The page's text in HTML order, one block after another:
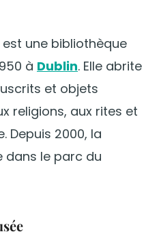
une bibliothèque
à Dublin. Elle abrite
et objets
religions, aux rites et
Depuis 2000, la
dans le parc du